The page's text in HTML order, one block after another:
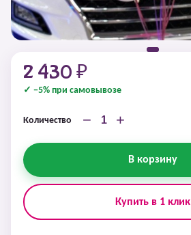
2 430 ₽
✓ −5% при самовывозе
Количество − +
В корзину
Купить в 1 клик